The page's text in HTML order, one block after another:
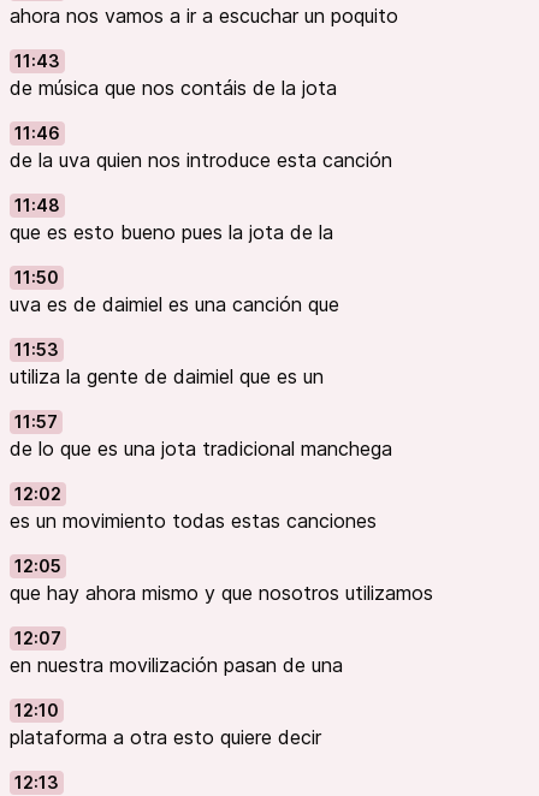
ahora nos vamos a ir a escuchar un poquito
11:43
de música que nos contáis de la jota
11:46
de la uva quien nos introduce esta canción
11:48
que es esto bueno pues la jota de la
11:50
uva es de daimiel es una canción que
11:53
utiliza la gente de daimiel que es un
11:57
de lo que es una jota tradicional manchega
12:02
es un movimiento todas estas canciones
12:05
que hay ahora mismo y que nosotros utilizamos
12:07
en nuestra movilización pasan de una
12:10
plataforma a otra esto quiere decir
12:13